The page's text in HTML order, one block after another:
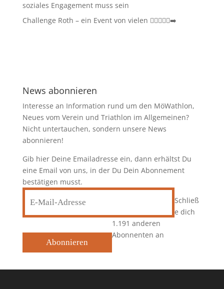
soziales Engagement muss sein
Challenge Roth – ein Event von vielen 🏊‍♀️🚴‍♂️🏃‍➡️
News abonnieren
Interesse an Information rund um den MöWathlon,
Neues vom Verein und Triathlon im Allgemeinen?
Nicht untertauchen, sondern unsere News
abonnieren!
Gib hier Deine Emailadresse ein, dann erhältst Du
eine Email von uns, in der Du Dein Abonnement
bestätigen musst.
E-
Mail-
Adresse
Abonnieren
Schließ
e dich
1.191 anderen
Abonnenten an